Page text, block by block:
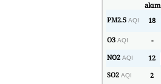
akım
PM2.5 AQI 18
O3 AQI -
NO2 AQI 12
SO2 AQI 2